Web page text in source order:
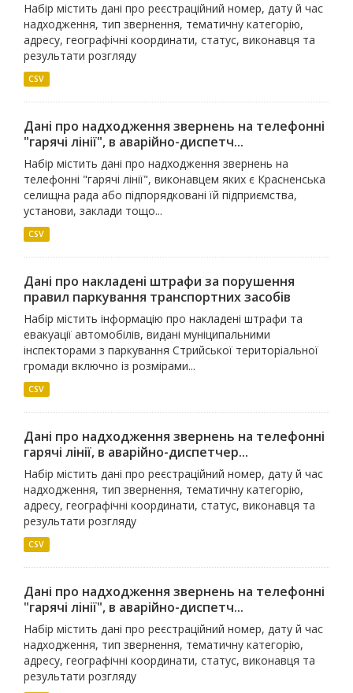
Набір містить дані про реєстраційний номер, дату й час
надходження, тип звернення, тематичну категорію,
адресу, географічні координати, статус, виконавця та
результати розгляду
CSV
Дані про надходження звернень на телефонні
"гарячі лінії", в аварійно-диспетч...
Набір містить дані про надходження звернень на
телефонні "гарячі лінії", виконавцем яких є Красненська
селищна рада або підпорядковані їй підприємства,
установи, заклади тощо...
CSV
Дані про накладені штрафи за порушення
правил паркування транспортних засобів
Набір містить інформацію про накладені штрафи та
евакуації автомобілів, видані муніципальними
інспекторами з паркування Стрийської територіальної
громади включно із розмірами...
CSV
Дані про надходження звернень на телефонні
гарячі лінії, в аварійно-диспетчер...
Набір містить дані про реєстраційний номер, дату й час
надходження, тип звернення, тематичну категорію,
адресу, географічні координати, статус, виконавця та
результати розгляду
CSV
Дані про надходження звернень на телефонні
"гарячі лінії", в аварійно-диспетч...
Набір містить дані про реєстраційний номер, дату й час
надходження, тип звернення, тематичну категорію,
адресу, географічні координати, статус, виконавця та
результати розгляду